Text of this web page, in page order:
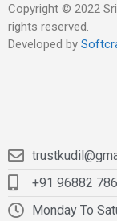
Copyright © 2022
rights reserved.
Developed by
+91 96882
Monday To